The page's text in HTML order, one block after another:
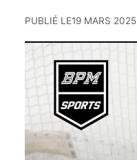
PUBLIÉ LE19 MARS 2025